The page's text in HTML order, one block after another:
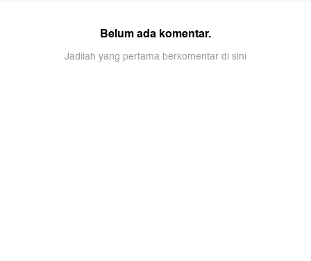
Belum ada komentar.
Jadilah yang pertama berkomentar di sini